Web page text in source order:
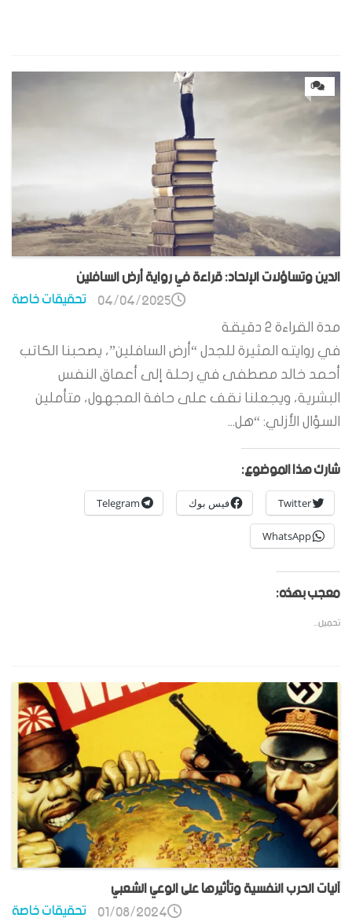
0
الدين وتساؤلات الإلحاد: قراءة في رواية أرض السافلين
تحقيقات خاصة 04/04/2025
مدة القراءة 2 دقيقة
في روايته المثيرة للجدل “أرض السافلين”، يصحبنا الكاتب
أحمد خالد مصطفى في رحلة إلى أعماق النفس
البشرية، ويجعلنا نقف على حافة المجهول، متأملين
السؤال الأزلي: “هل...
شارك هذا الموضوع:
Twitter فيس بوك Telegram
WhatsApp
معجب بهذه:
تحميل...
آليات الحرب النفسية وتأثيرها على الوعي الشعبي
تحقيقات خاصة